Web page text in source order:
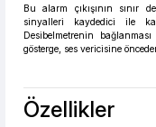
Bu alarm çıkışının sınır
sinyalleri kaydedici ile
Desibelmetrenin
gösterge, ses vericisine
Özellikler